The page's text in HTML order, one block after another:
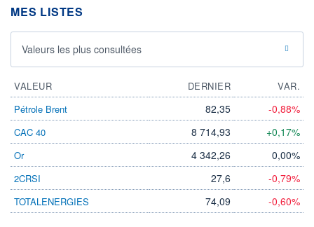
MES LISTES
Valeurs les plus consultées
VALEUR DERNIER
VAR.
Pétrole Brent
82,35 -0,88%
CAC 40 8 714,93 +0,17%
Or 4 342,26 0,00%
2CRSI 27,6 -0,79%
TOTALENERGIES 74,09 -0,60%